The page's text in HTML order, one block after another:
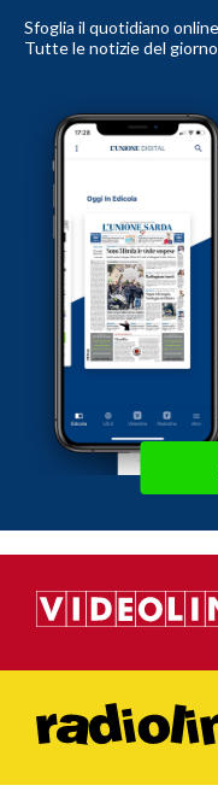
Sfoglia il quotidiano
Tutte le notizie del